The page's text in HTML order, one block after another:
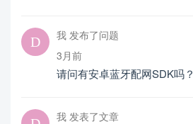
我 发布了问题
3月前
请问有安卓蓝牙配网SDK吗？
我 发表了文章